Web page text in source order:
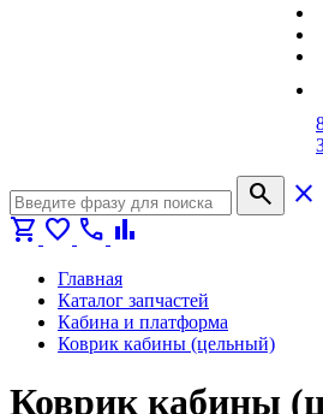
search
close
shopping_cart favorite call bar_chart
Главная
Каталог запчастей
Кабина и платформа
Коврик кабины (цельный)
Коврик кабины